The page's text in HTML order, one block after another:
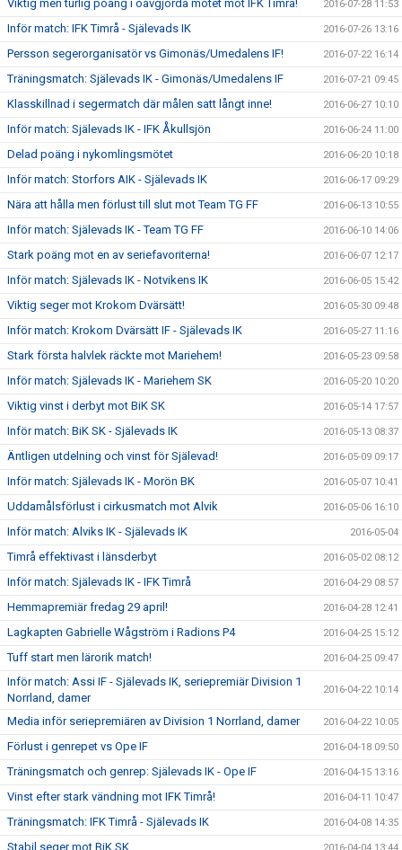
Viktig men turlig poäng i oavgjorda mötet mot IFK Timrå! 2016-07-28 11:53
Inför match: IFK Timrå - Själevads IK 2016-07-26 13:16
Persson segerorganisatör vs Gimonäs/Umedalens IF! 2016-07-22 16:14
Träningsmatch: Själevads IK - Gimonäs/Umedalens IF 2016-07-21 09:45
Klasskillnad i segermatch där målen satt långt inne! 2016-06-27 10:10
Inför match: Själevads IK - IFK Åkullsjön 2016-06-24 11:00
Delad poäng i nykomlingsmötet 2016-06-20 10:18
Inför match: Storfors AIK - Själevads IK 2016-06-17 09:29
Nära att hålla men förlust till slut mot Team TG FF 2016-06-13 10:55
Inför match: Själevads IK - Team TG FF 2016-06-10 14:06
Stark poäng mot en av seriefavoriterna! 2016-06-07 12:17
Inför match: Själevads IK - Notvikens IK 2016-06-05 15:42
Viktig seger mot Krokom Dvärsätt! 2016-05-30 09:48
Inför match: Krokom Dvärsätt IF - Själevads IK 2016-05-27 11:16
Stark första halvlek räckte mot Mariehem! 2016-05-23 09:58
Inför match: Själevads IK - Mariehem SK 2016-05-20 10:20
Viktig vinst i derbyt mot BiK SK 2016-05-14 17:57
Inför match: BiK SK - Själevads IK 2016-05-13 08:37
Äntligen utdelning och vinst för Själevad! 2016-05-09 09:17
Inför match: Själevads IK - Morön BK 2016-05-07 10:41
Uddamålsförlust i cirkusmatch mot Alvik 2016-05-06 16:10
Inför match: Alviks IK - Själevads IK 2016-05-04
Timrå effektivast i länsderbyt 2016-05-02 08:12
Inför match: Själevads IK - IFK Timrå 2016-04-29 08:57
Hemmapremiär fredag 29 april! 2016-04-28 12:41
Lagkapten Gabrielle Wågström i Radions P4 2016-04-25 15:12
Tuff start men lärorik match! 2016-04-25 09:47
Inför match: Assi IF - Själevads IK, seriepremiär Division 1
Norrland, damer
2016-04-22 10:14
Media inför seriepremiären av Division 1 Norrland, damer 2016-04-22 10:05
Förlust i genrepet vs Ope IF 2016-04-18 09:50
Träningsmatch och genrep: Själevads IK - Ope IF 2016-04-15 13:16
Vinst efter stark vändning mot IFK Timrå! 2016-04-11 10:47
Träningsmatch: IFK Timrå - Själevads IK 2016-04-08 14:35
Stabil seger mot BiK SK